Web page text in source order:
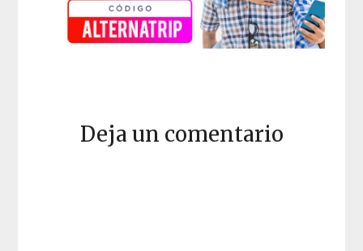
Deja un comentario